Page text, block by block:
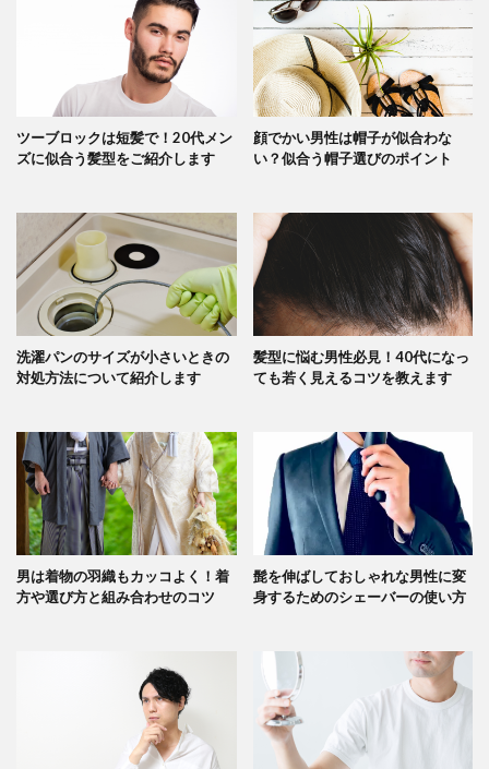
ツーブロックは短髪で！20代メン
ズに似合う髪型をご紹介します
顔でかい男性は帽子が似合わな
い？似合う帽子選びのポイント
洗濯パンのサイズが小さいときの
対処方法について紹介します
髪型に悩む男性必見！40代になっ
ても若く見えるコツを教えます
男は着物の羽織もカッコよく！着
方や選び方と組み合わせのコツ
髭を伸ばしておしゃれな男性に変
身するためのシェーバーの使い方